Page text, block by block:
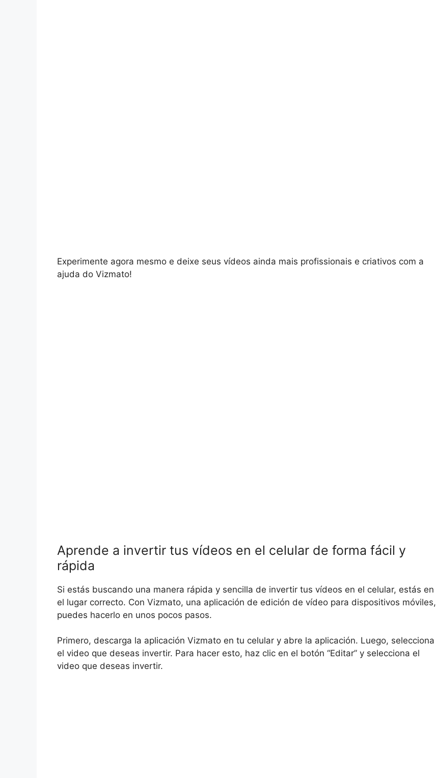
Experimente agora mesmo e deixe seus vídeos ainda mais profissionais e criativos com a
ajuda do Vizmato!
Aprende a invertir tus vídeos en el celular de forma fácil y
rápida
Si estás buscando una manera rápida y sencilla de invertir tus vídeos en el celular, estás en
el lugar correcto. Con Vizmato, una aplicación de edición de vídeo para dispositivos móviles,
puedes hacerlo en unos pocos pasos.
Primero, descarga la aplicación Vizmato en tu celular y abre la aplicación. Luego, selecciona
el video que deseas invertir. Para hacer esto, haz clic en el botón “Editar” y selecciona el
video que deseas invertir.